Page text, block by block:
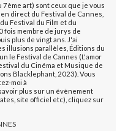
art) sont ceux que je vous
direct du Festival de Cannes,
Festival du Film et du
fois membre de jurys de
plus de vingt ans. J'ai
illusions parallèles, Éditions du
le Festival de Cannes (L'amor
du Cinéma et Musique de
Blacklephant, 2023). Vous
moi à
plus sur un évènement
site officiel etc), cliquez sur